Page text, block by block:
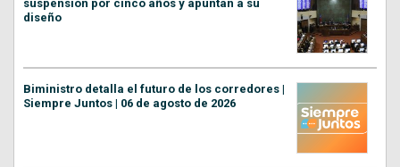
suspensión por cinco años y apuntan a su
diseño
Biministro detalla el futuro de los corredores |
Siempre Juntos | 06 de agosto de 2026